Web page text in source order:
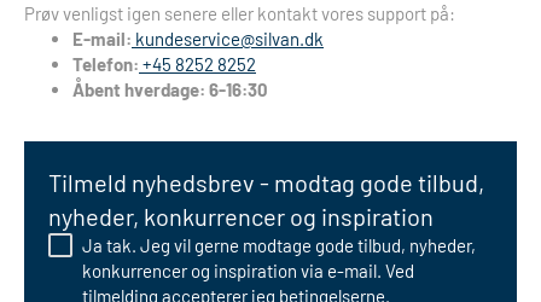
Prøv venligst igen senere eller kontakt vores support på:
E-mail: kundeservice@silvan.dk
Telefon: +45 8252 8252
Åbent hverdage: 6-16:30
Tilmeld nyhedsbrev - modtag gode tilbud,
nyheder, konkurrencer og inspiration
Ja tak. Jeg vil gerne modtage gode tilbud, nyheder,
konkurrencer og inspiration via e-mail. Ved
tilmelding accepterer jeg betingelserne.